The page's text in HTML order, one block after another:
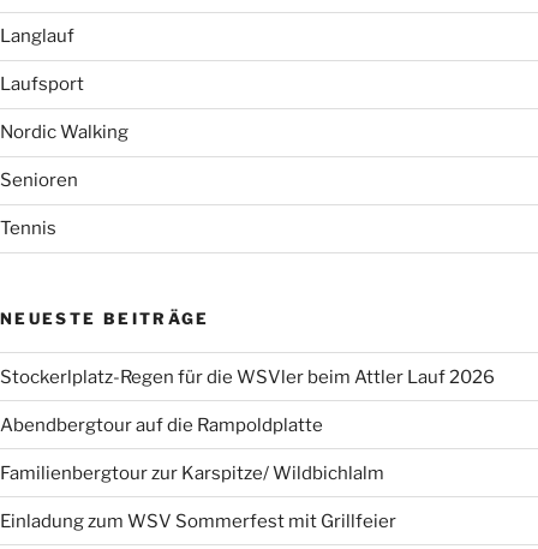
Langlauf
Laufsport
Nordic Walking
Senioren
Tennis
NEUESTE BEITRÄGE
Stockerlplatz-Regen für die WSVler beim Attler Lauf 2026
Abendbergtour auf die Rampoldplatte
Familienbergtour zur Karspitze/ Wildbichlalm
Einladung zum WSV Sommerfest mit Grillfeier